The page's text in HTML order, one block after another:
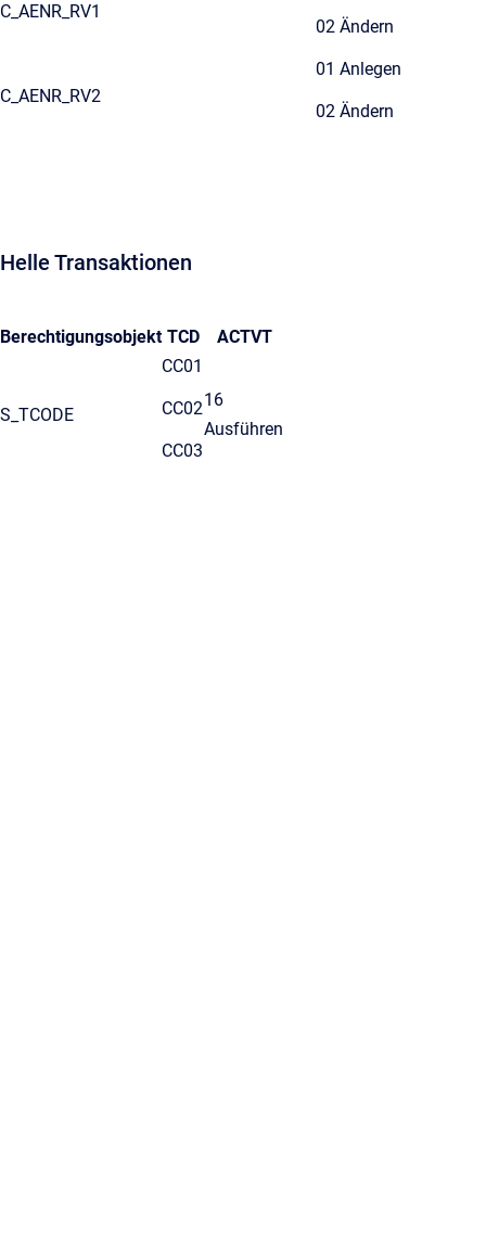
C_AENR_RV1
02 Ändern
C_AENR_RV2
01 Anlegen
02 Ändern
Helle Transaktionen
Berechtigungsobjekt TCD ACTVT
S_TCODE
CC01
CC02
CC03
16
Ausführen